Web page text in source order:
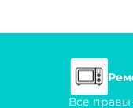
Все